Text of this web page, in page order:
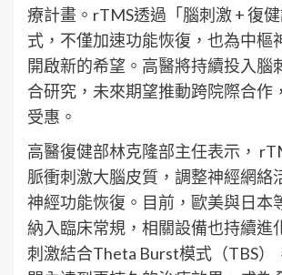
療計畫。rTMS透過「腦刺激 + 復
式，不僅加速功能恢復，也為中樞
開啟新的希望。高醫將持續投入腦
合研究，未來期望推動跨院際合作
受惠。
高醫復健部林克隆部主任表示，
脈衝刺激大腦皮質，調整神經網絡
神經功能恢復。目前，歐美與日本
納入臨床常規，相關設備也持續進
刺激結合Theta Burst模式（TBS）